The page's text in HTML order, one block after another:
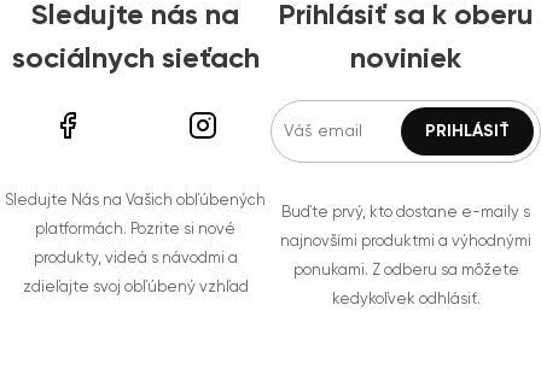
Sledujte nás na
sociálnych sieťach
Sledujte Nás na Vašich obľúbených
platformách. Pozrite si nové
produkty, videá s návodmi a
zdieľajte svoj obľúbený vzhľad
Prihlásiť sa k oberu
noviniek
Buďte prvý, kto dostane e-maily s
najnovšími produktmi a výhodnými
ponukami. Z odberu sa môžete
kedykoľvek odhlásiť.